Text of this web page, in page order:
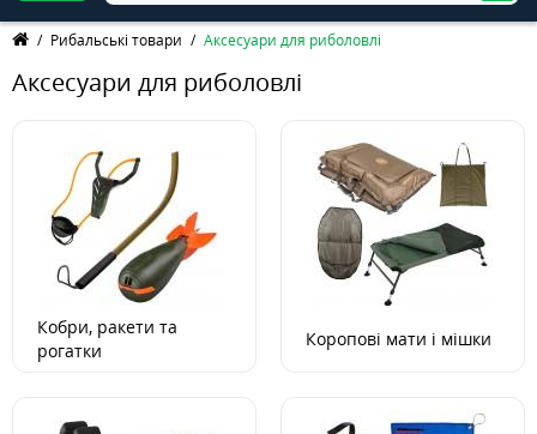
Рибальські товари Аксесуари для риболовлі
Аксесуари для риболовлі
Кобри, ракети та
рогатки
Коропові мати і мішки